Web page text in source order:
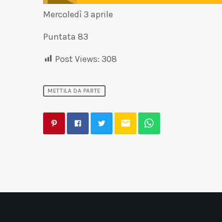
Mercoledì 3 aprile
Puntata 83
Post Views: 308
METTILA DA PARTE
email